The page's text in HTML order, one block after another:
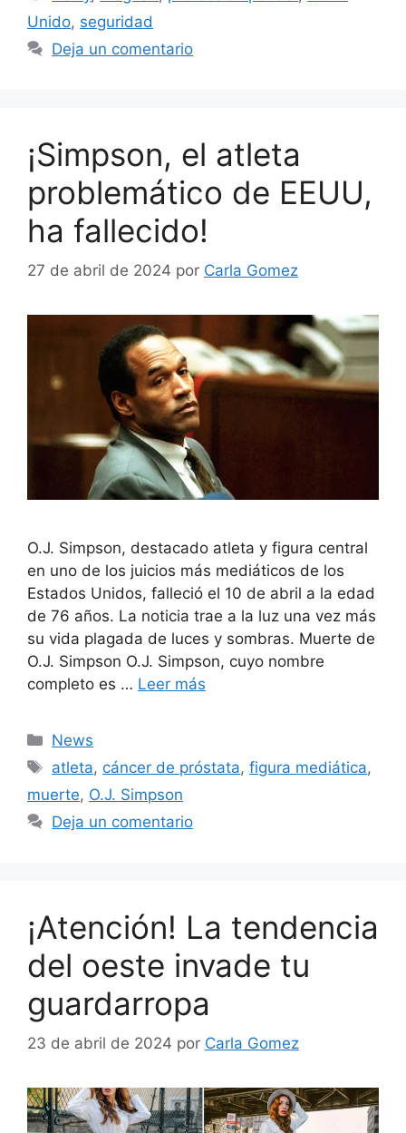
Unido, seguridad
Deja un comentario
¡Simpson, el atleta
problemático de EEUU,
ha fallecido!
27 de abril de 2024 por Carla Gomez
O.J. Simpson, destacado atleta y figura central
en uno de los juicios más mediáticos de los
Estados Unidos, falleció el 10 de abril a la edad
de 76 años. La noticia trae a la luz una vez más
su vida plagada de luces y sombras. Muerte de
O.J. Simpson O.J. Simpson, cuyo nombre
completo es … Leer más
Categorías
News
Etiquetas
atleta, cáncer de próstata,figura mediática,
muerte, O.J. Simpson
Deja un comentario
¡Atención! La tendencia
del oeste invade tu
guardarropa
23 de abril de 2024 por Carla Gomez